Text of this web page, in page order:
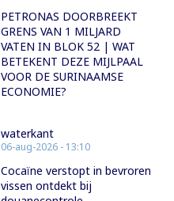
PETRONAS DOORBREEKT
GRENS VAN 1 MILJARD
VATEN IN BLOK 52 | WAT
BETEKENT DEZE MIJLPAAL
VOOR DE SURINAAMSE
ECONOMIE?
waterkant
06-aug-2026 - 13:10
Cocaïne verstopt in bevroren
vissen ontdekt bij